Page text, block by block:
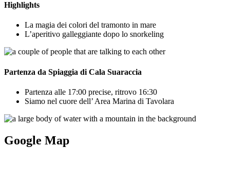
Highlights
La magia dei colori del tramonto in mare
L’aperitivo galleggiante dopo lo snorkeling
Partenza da Spiaggia di Cala Suaraccia
Partenza alle 17:00 precise, ritrovo 16:30
Siamo nel cuore dell’ Area Marina di Tavolara
Google Map